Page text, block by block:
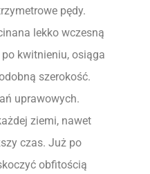
pędy.
lekko wczesną
kwitnieniu, osiąga
szerokość.
uprawowych.
ziemi, nawet
czas. Już po
obfitością